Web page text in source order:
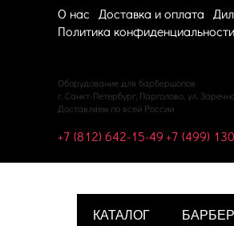
О нас Доставка и оплата
Политика конфиденциальности
Оборудование для барбершопов
г. Санкт-Петербург, Парголово, ул.
Доставляем по всей России
+7 (812) 642-15-49+7 (499)
КАТАЛОГ